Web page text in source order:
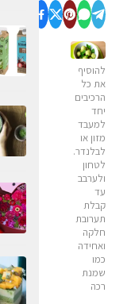
להוסיף
את כל
הרכיבים
יחד
למעבד
מזון או
לבלנדר.
לטחון
ולערבב
עד
קבלת
תערובת
חלקה
ואחידה
כמו
שמנת
רכה